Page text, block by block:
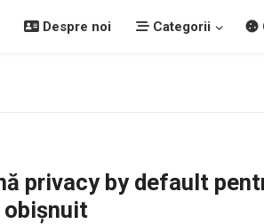
Despre noi Categorii
privacy by default